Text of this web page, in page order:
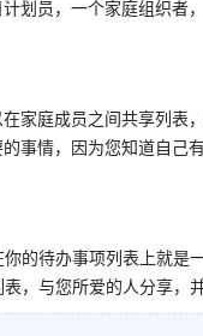
划员，一个家庭组织者
家庭成员之间共享列表
事情，因为您知道自
的待办事项列表上就是
，与您所爱的人分享，